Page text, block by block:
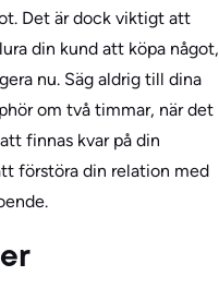
Det är dock viktigt att
din kund att köpa något,
nu. Säg aldrig till dina
om två timmar, när det
finnas kvar på din
förstöra din relation med